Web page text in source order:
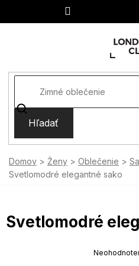
Hľadať
Domov Ženy Oblečenie
Svetlomodré elegantné sako
Svetlomodré
Priemerné